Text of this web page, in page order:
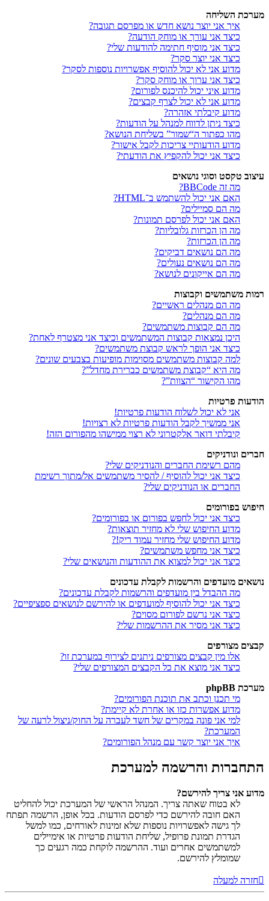
מערכת השליחה
איך אני יוצר נושא חדש או מפרסם תגובה?
כיצד אני עורך או מוחק הודעה?
כיצד אני מוסיף חתימה להודעות שלי?
כיצד אני יוצר סקר?
מדוע אני לא יכול להוסיף אפשרויות נוספות לסקר?
כיצד אני ערוך או מוחק סקר?
מדוע איני יכול להיכנס לפורום?
מדוע אני לא יכול לצרף קבצים?
מדוע קיבלתי אזהרה?
כיצד ניתן לדווח למנהל על הודעות?
מהו כפתור ה“שמור” בשליחת הנושא?
מדוע הודעותיי צריכות לקבל אישור?
כיצד אני יכול להקפיץ את הודעתי?
עיצוב טקסט וסוגי נושאים
מה זה BBCode?
האם אני יכול להשתמש ב־HTML?
מה הם סמיילים?
האם אני יכול לפרסם תמונות?
מה הן הכרזות גלובליות?
מה הן הכרזות?
מה הם נושאים דביקים?
מה הם נושאים נעולים?
מה הם אייקונים לנושא?
רמות משתמשים וקבוצות
מה הם מנהלים ראשיים?
מה הם מנהלים?
מה הם קבוצות משתמשים?
היכן נמצאות קבוצות המשתמשים וכיצד אני מצטרף לאחת?
כיצד אני הופך לראש קבוצת משתמשים?
למה קבוצות משתמשים מסוימות מופיעות בצבעים שונים?
מה היא “קבוצת משתמשים כברירת מחדל”?
מהו הקישור “הצוות”?
הודעות פרטיות
אני לא יכול לשלוח הודעות פרטיות!
אני ממשיך לקבל הודעות פרטיות לא רצויות!
קיבלתי דואר אלקטרוני לא רצוי ממישהו מהפורום הזה!
חברים ונודניקים
מהם רשימת החברים והנודניקים שלי?
כיצד אני יכול להוסיף / להסיר משתמשים אל/מתוך רשימת
החברים או הנודניקים שלי?
חיפוש בפורומים
כיצד אני יכול לחפש בפורום או בפורומים?
מדוע החיפוש שלי לא מחזיר תוצאות?
מדוע החיפוש שלי מחזיר עמוד ריק!?
כיצד אני מחפש משתמשים?
כיצד אני יכול למצוא את ההודעות והנושאים שלי?
נושאים מועדפים והרשמות לקבלת עדכונים
מה ההבדל בין מועדפים והרשמות לקבלת עדכונים?
כיצד אני יכול להוסיף למועדפים או להירשם לנושאים ספציפיים?
כיצד אני נרשם לפורום מסוים?
כיצד אני מסיר את ההרשמות שלי?
קבצים מצורפים
אלו מין קבצים מצורפים ניתנים לצירוף במערכת זו?
כיצד אני מוצא את כל הקבצים המצורפים שלי?
מערכת phpBB
מי תכנן וכתב את תוכנת הפורומים?
מדוע אפשרות כזו או אחרת לא קיימת?
למי אני פונה במקרים של חשד לעברה על החוק/ניצול לרעה של
המערכת?
איך אני יוצר קשר עם מנהל הפורומים?
התחברות והרשמה למערכת
מדוע אני צריך להירשם?
לא בטוח שאתה צריך. המנהל הראשי של המערכת יכול להחליט
האם חובה להירשם כדי לפרסם הודעות. בכל אופן, הרשמה תפתח
לך גישה לאפשרויות נוספות שלא זמינות לאורחים, כמו למשל
הגדרת תמונת פרופיל, שליחת הודעות פרטיות או אימיילים
למשתמשים אחרים ועוד. ההרשמה לוקחת כמה רגעים כך
שמומלץ להירשם.
חזרה למעלה